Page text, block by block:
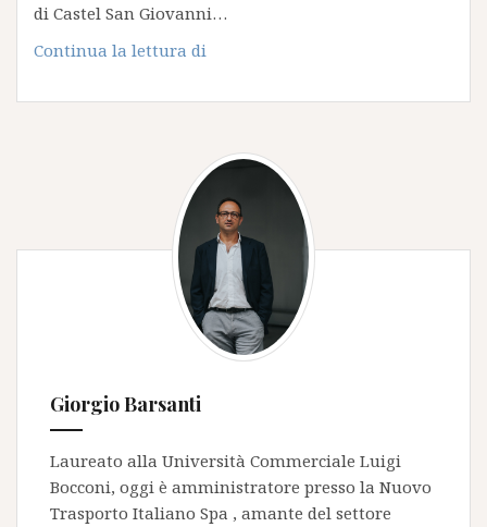
di Castel San Giovanni…
Continua la lettura di
sigla
QVC
Giorgio Barsanti
Laureato alla Università Commerciale Luigi
Bocconi, oggi è amministratore presso la Nuovo
Trasporto Italiano Spa , amante del settore